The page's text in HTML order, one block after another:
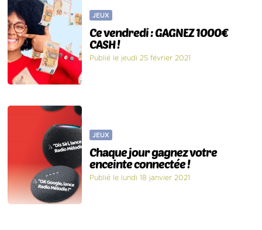
JEUX
Ce vendredi : GAGNEZ 1000€
CASH !
Publié le jeudi 25 février 2021
JEUX
Chaque jour gagnez votre
enceinte connectée !
Publié le lundi 18 janvier 2021